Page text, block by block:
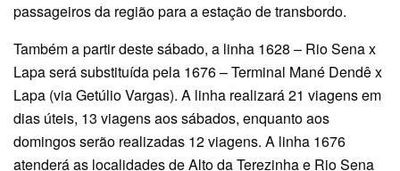
passageiros da região para a estação de transbordo.
Também a partir deste sábado, a linha 1628 – Rio Sena x
Lapa será substituída pela 1676 – Terminal Mané Dendê x
Lapa (via Getúlio Vargas). A linha realizará 21 viagens em
dias úteis, 13 viagens aos sábados, enquanto aos
domingos serão realizadas 12 viagens. A linha 1676
atenderá as localidades de Alto da Terezinha e Rio Sena